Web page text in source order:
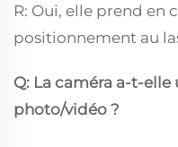
R: Oui, elle prend en
positionnement au
Q: La caméra a-t-
photo/vidéo ?